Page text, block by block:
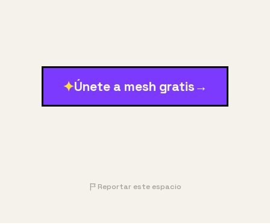
✦Únete a mesh gratis →
Reportar este espacio